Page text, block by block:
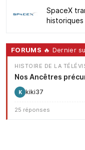
SpaceX
historiques
FORUMS 🔥 Dernier
HISTOIRE DE LA
Nos Ancêtres
K kiki37
25 réponses